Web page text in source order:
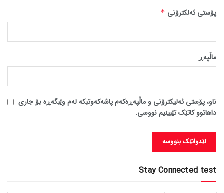
پۆستی ئەلکترۆنی *
ماڵپه‌ڕ
ناو، پۆستی ئەلیکترۆنی و ماڵپەڕەکەم پاشەکەوتبکە لەم وێبگەڕە بۆ جاری
داهاتوو کاتێک تێبینیم نووسی.
Stay Connected test